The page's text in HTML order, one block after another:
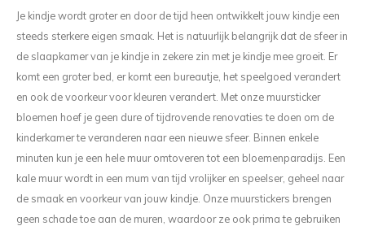
Je kindje wordt groter en door de tijd heen ontwikkelt jouw kindje een
steeds sterkere eigen smaak. Het is natuurlijk belangrijk dat de sfeer in
de slaapkamer van je kindje in zekere zin met je kindje mee groeit. Er
komt een groter bed, er komt een bureautje, het speelgoed verandert
en ook de voorkeur voor kleuren verandert. Met onze muursticker
bloemen hoef je geen dure of tijdrovende renovaties te doen om de
kinderkamer te veranderen naar een nieuwe sfeer. Binnen enkele
minuten kun je een hele muur omtoveren tot een bloemenparadijs. Een
kale muur wordt in een mum van tijd vrolijker en speelser, geheel naar
de smaak en voorkeur van jouw kindje. Onze muurstickers brengen
geen schade toe aan de muren, waardoor ze ook prima te gebruiken